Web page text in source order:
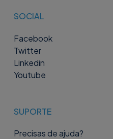
SOCIAL
Facebook
Twitter
Linkedin
Youtube
SUPORTE
Precisas de ajuda?